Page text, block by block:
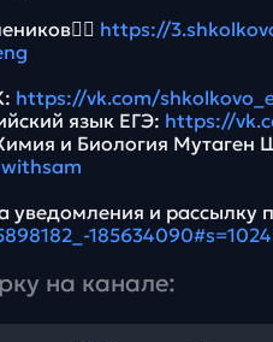
https://
https://vk.com/
язык ЕГЭ: https://
и Биология Мутаген
уведомления и рассылку
на канале: